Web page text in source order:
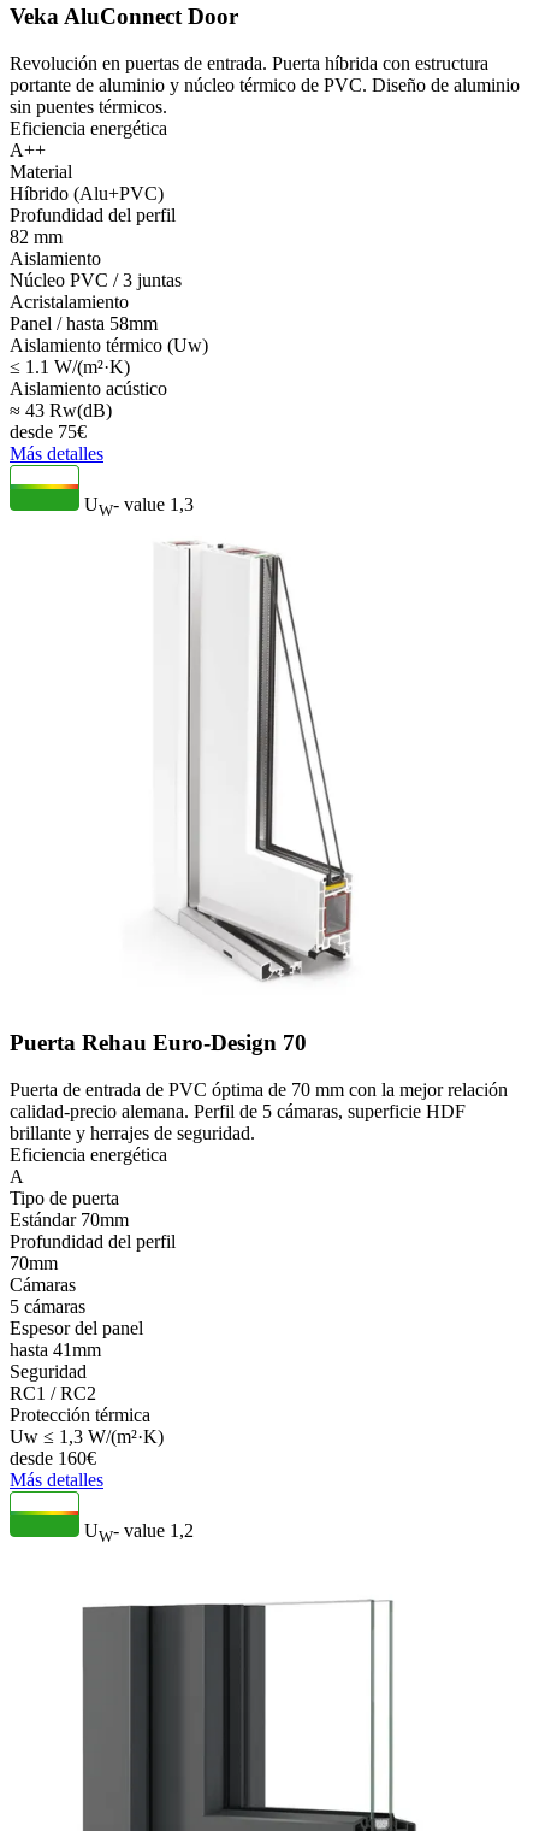
Veka AluConnect Door
Revolución en puertas de entrada. Puerta híbrida con estructura
portante de aluminio y núcleo térmico de PVC. Diseño de aluminio
sin puentes térmicos.
Eficiencia energética
A++
Material
Híbrido (Alu+PVC)
Profundidad del perfil
82 mm
Aislamiento
Núcleo PVC / 3 juntas
Acristalamiento
Panel / hasta 58mm
Aislamiento térmico (Uw)
≤ 1.1 W/(m²·K)
Aislamiento acústico
≈ 43 Rw(dB)
desde 75€
Más detalles
UW- value 1,3
Puerta Rehau Euro-Design 70
Puerta de entrada de PVC óptima de 70 mm con la mejor relación
calidad-precio alemana. Perfil de 5 cámaras, superficie HDF
brillante y herrajes de seguridad.
Eficiencia energética
A
Tipo de puerta
Estándar 70mm
Profundidad del perfil
70mm
Cámaras
5 cámaras
Espesor del panel
hasta 41mm
Seguridad
RC1 / RC2
Protección térmica
Uw ≤ 1,3 W/(m²·K)
desde 160€
Más detalles
UW- value 1,2